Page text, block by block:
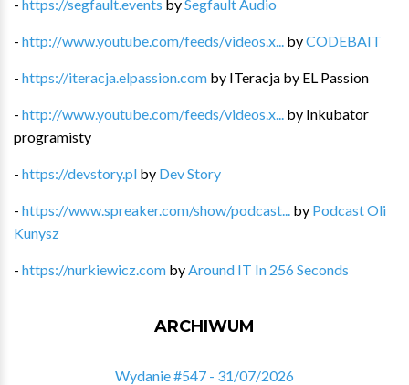
- https://segfault.events bySegfault Audio
- http://www.youtube.com/feeds/videos.x... byCODEBAIT
- https://iteracja.elpassion.com by ITeracja by EL Passion
- http://www.youtube.com/feeds/videos.x... by Inkubator
programisty
- https://devstory.pl by Dev Story
- https://www.spreaker.com/show/podcast... by Podcast Oli
Kunysz
- https://nurkiewicz.com by Around IT In 256 Seconds
ARCHIWUM
Wydanie #547 - 31/07/2026